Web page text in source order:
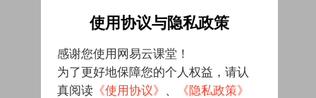
使用协议与隐私政策
感谢您使用网易云课堂！
为了更好地保障您的个人权益，请认
真阅读 《使用协议》 、
《隐私政策》